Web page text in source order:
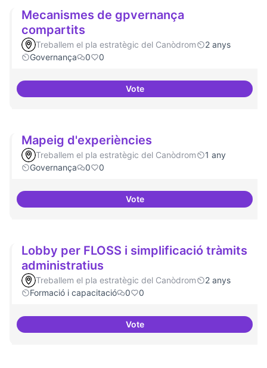
Mecanismes de gpvernança
compartits
Treballem el pla estratègic del Canòdrom
2 anys
Governança
0 0
VoteMecanismes de gpvernança
Mapeig d'experiències
Treballem el pla estratègic del Canòdrom
1 any
Governança
0 0
VoteMapeig d'experiències
Lobby per FLOSS i simplificació tràmits
administratius
Treballem el pla estratègic del Canòdrom
2 anys
Formació i capacitació
0 0
VoteLobby per FLOSS i